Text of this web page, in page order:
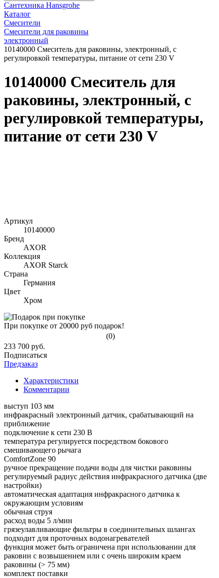
Сантехника Hansgrohe
Каталог
Смесители
Смесители для раковины
электронный
10140000 Смеситель для раковины, электронный, с
регулировкой температуры, питание от сети 230 V
10140000 Смеситель для
раковины, электронный, с
регулировкой температуры,
питание от сети 230 V
Артикул
10140000
Бренд
AXOR
Коллекция
AXOR Starck
Страна
Германия
Цвет
Хром
При покупке от 20000 руб подарок!
(0)
233 700 руб.
Подписаться
Предзаказ
Характеристики
Комментарии
выступ 103 мм
инфракрасный электронный датчик, срабатывающий на
приближение
подключение к сети 230 В
температура регулируется посредством бокового
смешивающего рычага
ComfortZone 90
ручное прекращение подачи воды для чистки раковины
регулируемый радиус действия инфракрасного датчика (две
настройки)
автоматическая адаптация инфракрасного датчика к
окружающим условиям
обычная струя
расход воды 5 л/мин
грязеулавливающие фильтры в соединительных шлангах
подходит для проточных водонагревателей
функция может быть ограничена при использовании для
раковин с возвышением или с очень широким краем
раковины (> 75 мм)
комплект поставки